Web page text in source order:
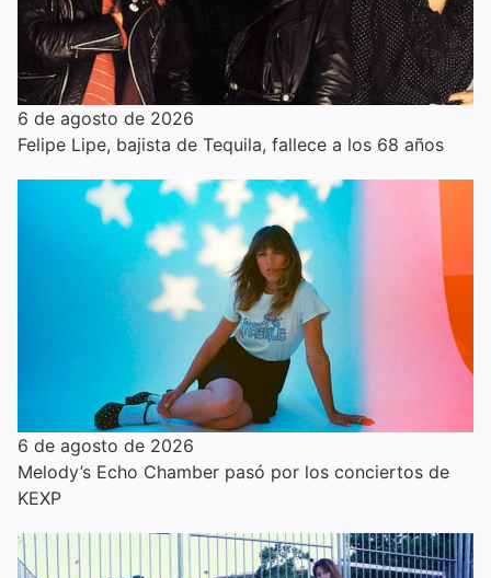
6 de agosto de 2026
Felipe Lipe, bajista de Tequila, fallece a los 68 años
6 de agosto de 2026
Melody’s Echo Chamber pasó por los conciertos de
KEXP